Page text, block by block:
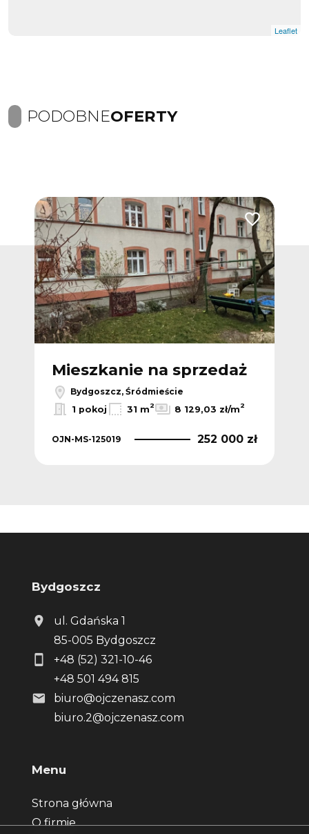
Leaflet
PODOBNEOFERTY
Dodaj do ulubionych Dodaj do
Mieszkanie na sprzedaż
Bydgoszcz, Śródmieście
1 pokoj
31 m2 8 129,03 zł/m2
OJN-MS-125019 252 000 zł
Bydgoszcz
ul. Gdańska 1
85-005 Bydgoszcz
+48 (52) 321-10-46
+48 501 494 815
biuro@ojczenasz.com
biuro.2@ojczenasz.com
Menu
Strona główna
O firmie